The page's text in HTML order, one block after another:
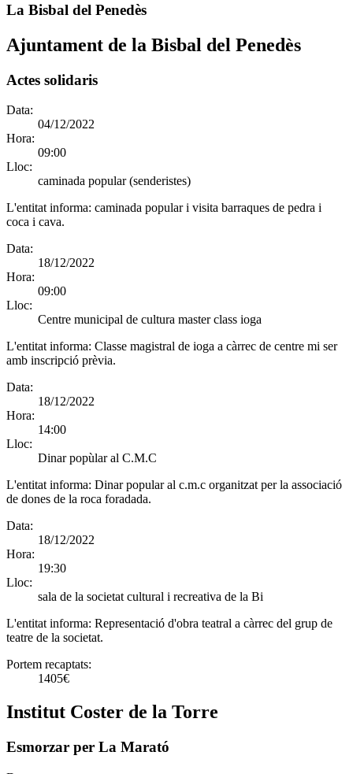
La Bisbal del Penedès
Ajuntament de la Bisbal del Penedès
Actes solidaris
Data:
04/12/2022
Hora:
09:00
Lloc:
caminada popular (senderistes)
L'entitat informa: caminada popular i visita barraques de pedra i
coca i cava.
Data:
18/12/2022
Hora:
09:00
Lloc:
Centre municipal de cultura master class ioga
L'entitat informa: Classe magistral de ioga a càrrec de centre mi ser
amb inscripció prèvia.
Data:
18/12/2022
Hora:
14:00
Lloc:
Dinar popùlar al C.M.C
L'entitat informa: Dinar popular al c.m.c organitzat per la associació
de dones de la roca foradada.
Data:
18/12/2022
Hora:
19:30
Lloc:
sala de la societat cultural i recreativa de la Bi
L'entitat informa: Representació d'obra teatral a càrrec del grup de
teatre de la societat.
Portem recaptats:
1405€
Institut Coster de la Torre
Esmorzar per La Marató